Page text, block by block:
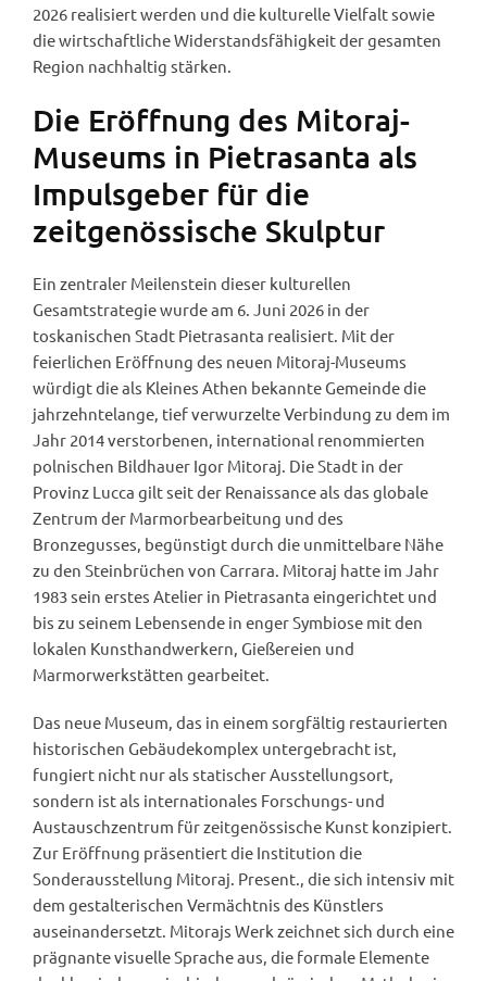
2026 realisiert werden und die kulturelle Vielfalt sowie
die wirtschaftliche Widerstandsfähigkeit der gesamten
Region nachhaltig stärken.
Die Eröffnung des Mitoraj-
Museums in Pietrasanta als
Impulsgeber für die
zeitgenössische Skulptur
Ein zentraler Meilenstein dieser kulturellen
Gesamtstrategie wurde am 6. Juni 2026 in der
toskanischen Stadt Pietrasanta realisiert. Mit der
feierlichen Eröffnung des neuen Mitoraj-Museums
würdigt die als Kleines Athen bekannte Gemeinde die
jahrzehntelange, tief verwurzelte Verbindung zu dem im
Jahr 2014 verstorbenen, international renommierten
polnischen Bildhauer Igor Mitoraj. Die Stadt in der
Provinz Lucca gilt seit der Renaissance als das globale
Zentrum der Marmorbearbeitung und des
Bronzegusses, begünstigt durch die unmittelbare Nähe
zu den Steinbrüchen von Carrara. Mitoraj hatte im Jahr
1983 sein erstes Atelier in Pietrasanta eingerichtet und
bis zu seinem Lebensende in enger Symbiose mit den
lokalen Kunsthandwerkern, Gießereien und
Marmorwerkstätten gearbeitet.
Das neue Museum, das in einem sorgfältig restaurierten
historischen Gebäudekomplex untergebracht ist,
fungiert nicht nur als statischer Ausstellungsort,
sondern ist als internationales Forschungs- und
Austauschzentrum für zeitgenössische Kunst konzipiert.
Zur Eröffnung präsentiert die Institution die
Sonderausstellung Mitoraj. Present., die sich intensiv mit
dem gestalterischen Vermächtnis des Künstlers
auseinandersetzt. Mitorajs Werk zeichnet sich durch eine
prägnante visuelle Sprache aus, die formale Elemente